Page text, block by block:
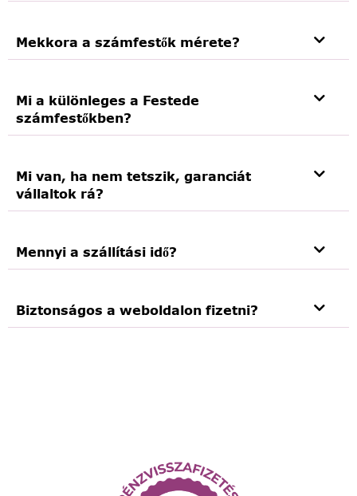
Mekkora a számfestők mérete?
Mi a különleges a Festede
számfestőkben?
Mi van, ha nem tetszik, garanciát
vállaltok rá?
Mennyi a szállítási idő?
Biztonságos a weboldalon fizetni?